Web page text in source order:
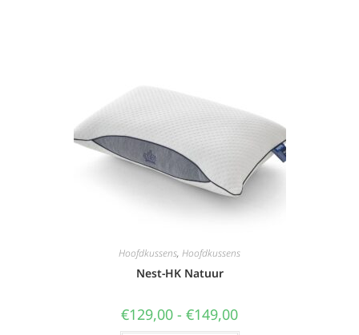
Hoofdkussens, Hoofdkussens
Nest-HK Natuur
€129,00 - €149,00